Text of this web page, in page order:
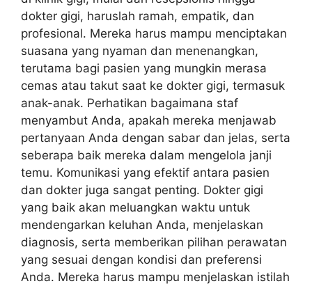
dokter gigi, haruslah ramah, empatik, dan
profesional. Mereka harus mampu menciptakan
suasana yang nyaman dan menenangkan,
terutama bagi pasien yang mungkin merasa
cemas atau takut saat ke dokter gigi, termasuk
anak-anak. Perhatikan bagaimana staf
menyambut Anda, apakah mereka menjawab
pertanyaan Anda dengan sabar dan jelas, serta
seberapa baik mereka dalam mengelola janji
temu. Komunikasi yang efektif antara pasien
dan dokter juga sangat penting. Dokter gigi
yang baik akan meluangkan waktu untuk
mendengarkan keluhan Anda, menjelaskan
diagnosis, serta memberikan pilihan perawatan
yang sesuai dengan kondisi dan preferensi
Anda. Mereka harus mampu menjelaskan istilah